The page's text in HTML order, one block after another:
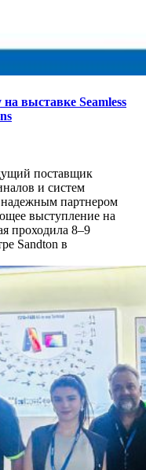
выставке Seamless
поставщик
и систем
партнером
выступление на
проходила 8–9
Sandton в